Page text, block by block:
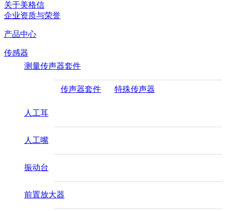
关于美格信
企业资质与荣誉
产品中心
传感器
测量传声器套件
传声器套件 特殊传声器
人工耳
人工嘴
振动台
前置放大器